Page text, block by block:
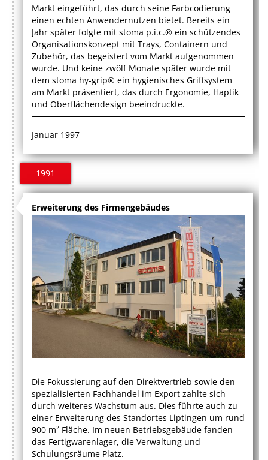
Markt eingeführt, das durch seine Farbcodierung
einen echten Anwendernutzen bietet. Bereits ein
Jahr später folgte mit stoma p.i.c.® ein schützendes
Organisationskonzept mit Trays, Containern und
Zubehör, das begeistert vom Markt aufgenommen
wurde. Und keine zwölf Monate später wurde mit
dem stoma hy-grip® ein hygienisches Griffsystem
am Markt präsentiert, das durch Ergonomie, Haptik
und Oberflächendesign beeindruckte.
Januar 1997
1991
Erweiterung des Firmengebäudes
Die Fokussierung auf den Direktvertrieb sowie den
spezialisierten Fachhandel im Export zahlte sich
durch weiteres Wachstum aus. Dies führte auch zu
einer Erweiterung des Standortes Liptingen um rund
900 m² Fläche. Im neuen Betriebsgebäude fanden
das Fertigwarenlager, die Verwaltung und
Schulungsräume Platz.